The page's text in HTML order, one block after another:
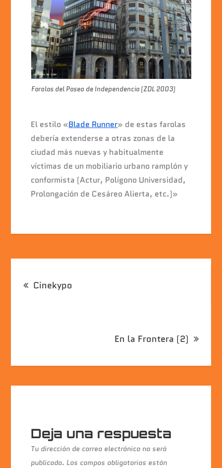
Farolas del Paseo de Independencia (ZDL 2003)
El estilo «Blade Runner» de estas farolas
debería extenderse a otras zonas de la
ciudad más nuevas y habitualmente
víctimas de un mobiliario urbano ramplón y
conformista (Actur, Polígono Universidad,
Prolongación de Cesáreo Alierta, etc.)»
Cinekypo
En la Frontera (2)
Deja una respuesta
Tu dirección de correo electrónico no será
publicada. Los campos obligatorios están